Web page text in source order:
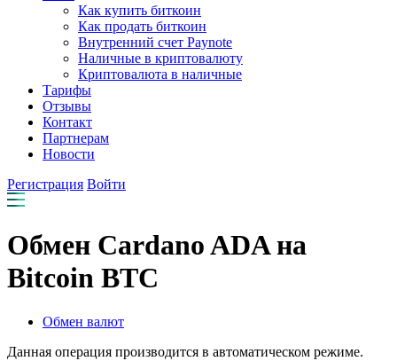
Как купить биткоин
Как продать биткоин
Внутренний счет Paynote
Наличные в криптовалюту
Криптовалюта в наличные
Тарифы
Отзывы
Контакт
Партнерам
Новости
Регистрация Войти
Обмен Cardano ADA на
Bitcoin BTC
Обмен валют
Данная операция производится в автоматическом режиме.